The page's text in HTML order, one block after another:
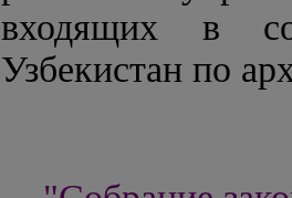
входящих в
Узбекистан по